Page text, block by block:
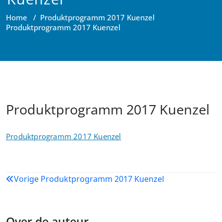
Home / Produktprogramm 2017 Kuenzel
Produktprogramm 2017 Kuenzel
Produktprogramm 2017 Kuenzel
Produktprogramm 2017 Kuenzel
Bericht
Vorige Produktprogramm 2017 Kuenzel